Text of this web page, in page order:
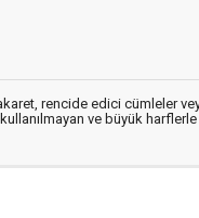
rencide edici cümleler
ve büyük